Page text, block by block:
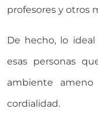
profesores y otros
De hecho, lo
esas personas
ambiente
cordialidad.